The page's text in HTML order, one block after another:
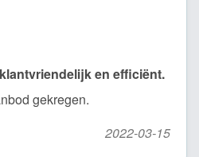
en efficiënt.
gekregen.
2022-03-15